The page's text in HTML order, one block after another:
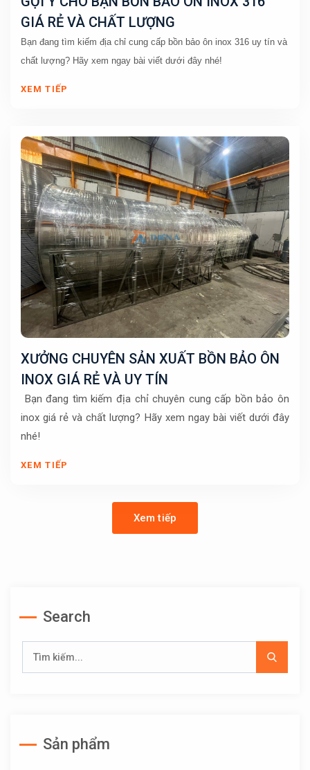
GIÁ RẺ VÀ CHẤT LƯỢNG
Bạn đang tìm kiếm địa chỉ cung cấp bồn bảo ôn inox 316 uy tín và
chất lượng? Hãy xem ngay bài viết dưới đây nhé!
XEM TIẾP
XƯỞNG CHUYÊN SẢN XUẤT BỒN BẢO ÔN
INOX GIÁ RẺ VÀ UY TÍN
Bạn đang tìm kiếm địa chỉ chuyên cung cấp bồn bảo ôn
inox giá rẻ và chất lượng? Hãy xem ngay bài viết dưới đây
nhé!
XEM TIẾP
Xem tiếp
Search
Sản phẩm